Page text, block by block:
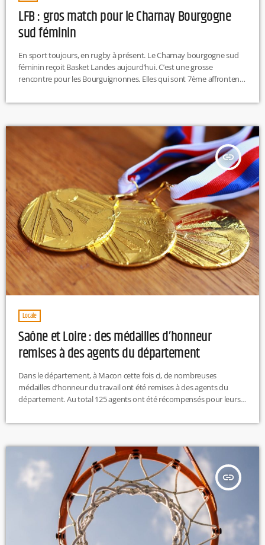
LFB : gros match pour le Charnay Bourgogne
sud féminin
En sport toujours, en rugby à présent. Le Charnay bourgogne sud
féminin reçoit Basket Landes aujourd’hui. C’est une grosse
rencontre pour les Bourguignonnes. Elles qui sont 7ème affrontent
Basket Landes qui l’avait emporté. les bourguignonnes comptent
insert_link
Locale
Saône et Loire : des médailles d’honneur
remises à des agents du département
Dans le département, à Macon cette fois ci, de nombreuses
médailles d’honneur du travail ont été remises à des agents du
département. Au total 125 agents ont été récompensés pour leurs
médaille d’argent était remisé pour 20 ans de service, pour 30 ans
insert_link